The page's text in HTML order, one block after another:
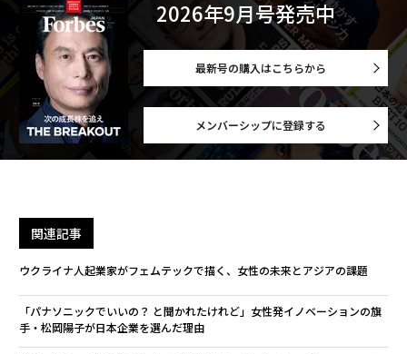
2026年9月号発売中
最新号の購入はこちらから
メンバーシップに登録する
関連記事
ウクライナ人起業家がフェムテックで描く、女性の未来とアジアの課題
「パナソニックでいいの？ と聞かれたけれど」女性発イノベーションの旗
手・松岡陽子が日本企業を選んだ理由